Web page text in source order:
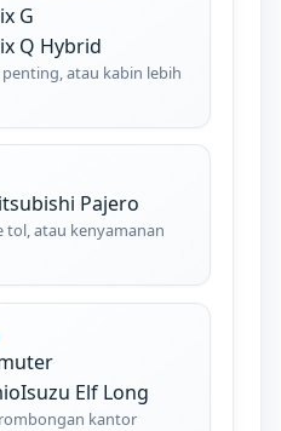
G
Q Hybrid
atau kabin lebih
Pajero
atau kenyamanan
Isuzu Elf Long
kantor